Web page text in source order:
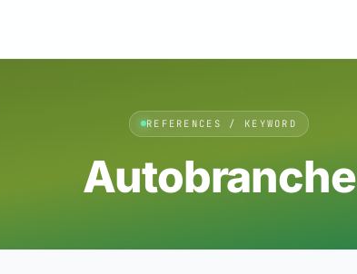
REFERENCES / KEYWORD
Autobranche